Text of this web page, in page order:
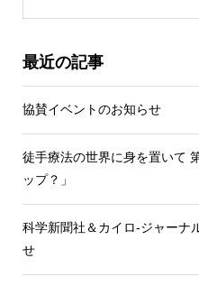
最近の記事
協賛イベントのお知らせ
徒手療法の世界に身を置いて
ップ？」
科学新聞社＆カイロ-ジャーナ
せ